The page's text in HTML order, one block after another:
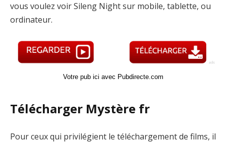
vous voulez voir Sileng Night sur mobile, tablette, ou
ordinateur.
Votre pub ici avec Pubdirecte.com
Télécharger Mystère fr
Pour ceux qui privilégient le téléchargement de films, il